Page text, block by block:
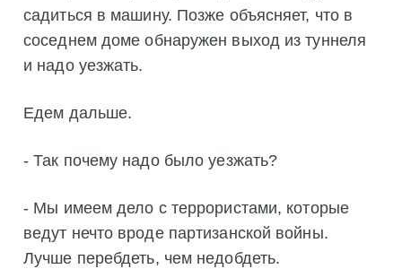
садиться в машину. Позже объясняет, что в
соседнем доме обнаружен выход из туннеля
и надо уезжать.
Едем дальше.
- Так почему надо было уезжать?
- Мы имеем дело с террористами, которые
ведут нечто вроде партизанской войны.
Лучше перебдеть, чем недобдеть.